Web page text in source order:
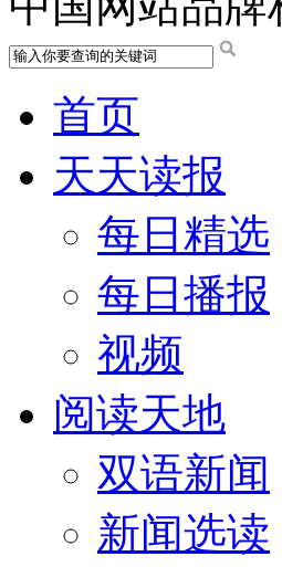
首页
天天读报
每日精选
每日播报
视频
阅读天地
双语新闻
新闻选读